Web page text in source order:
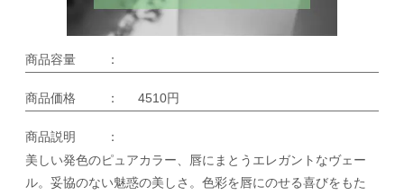
商品容量 ：
商品価格 ： 4510円
商品説明
：
美しい発色のピュアカラー、唇にまとうエレガントなヴェー
ル。妥協のない魅惑の美しさ。色彩を唇にのせる喜びをもた